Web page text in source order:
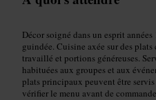
Décor soigné dans un esprit
guindée. Cuisine axée sur des plats
travaillé et portions généreuses.
habituées aux groupes et aux
plats principaux peuvent être
vérifier le menu avant de